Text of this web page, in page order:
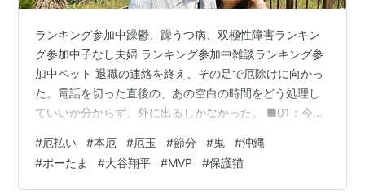
ランキング参加中躁鬱、躁うつ病、双極性障害ランキン
グ参加中子なし夫婦 ランキング参加中雑談ランキング参
加中ペット 退職の連絡を終え、その足で厄除けに向かっ
た。電話を切った直後の、あの空白の時間をどう処理し
ていいか分からず、外に出るしかなかった。 ■01：今年
てすぐに「一緒に落ちていた例の友人」と合流し、福岡
では三社参りにも数えられる筥崎宮へ向かった。 友人は
「縁起」について敏感で、誠実に守るタイプだ。そんな
#厄払い #本厄 #厄玉 #節分 #鬼 #沖縄
#ポーたま #大谷翔平 #MVP #保護猫